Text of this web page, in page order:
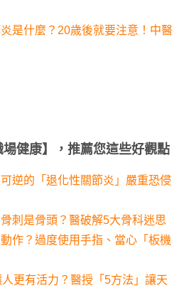
是什麼？20歲後就要注意！中醫
健康】，推薦您這些好觀點
逆的「退化性關節炎」嚴重恐侵
刺是骨頭？醫破解5大骨科迷思
作？過度使用手指、當心「板機
人更有活力？醫授「5方法」讓天